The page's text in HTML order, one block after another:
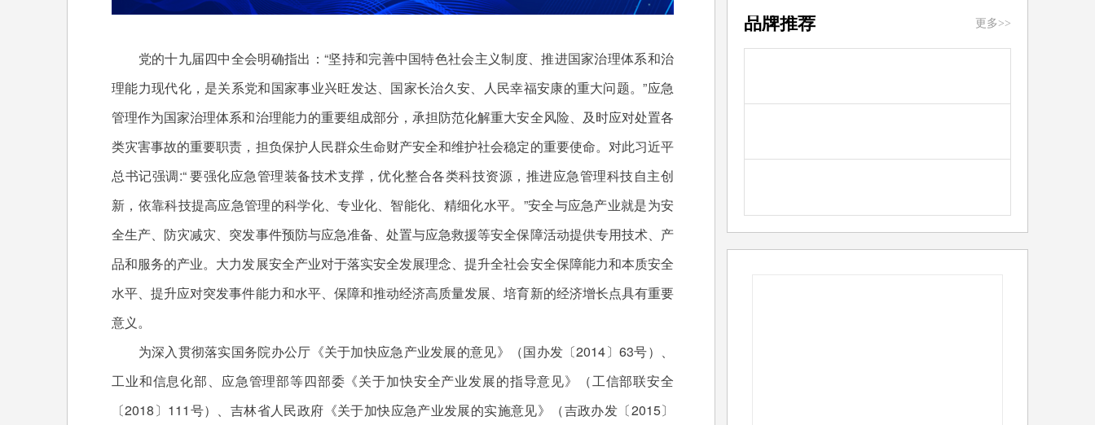
党的十九届四中全会明确指出：“坚持和完善中国特色社会主义制度、推进国家治理体系和治
理能力现代化，是关系党和国家事业兴旺发达、国家长治久安、人民幸福安康的重大问题。”应急
管理作为国家治理体系和治理能力的重要组成部分，承担防范化解重大安全风险、及时应对处置各
类灾害事故的重要职责，担负保护人民群众生命财产安全和维护社会稳定的重要使命。对此习近平
总书记强调:“ 要强化应急管理装备技术支撑，优化整合各类科技资源，推进应急管理科技自主创
新，依靠科技提高应急管理的科学化、专业化、智能化、精细化水平。”安全与应急产业就是为安
全生产、防灾减灾、突发事件预防与应急准备、处置与应急救援等安全保障活动提供专用技术、产
品和服务的产业。大力发展安全产业对于落实安全发展理念、提升全社会安全保障能力和本质安全
水平、提升应对突发事件能力和水平、保障和推动经济高质量发展、培育新的经济增长点具有重要
意义。
为深入贯彻落实国务院办公厅《关于加快应急产业发展的意见》（国办发〔2014〕63号）、
工业和信息化部、应急管理部等四部委《关于加快安全产业发展的指导意见》（工信部联安全
〔2018〕111号）、吉林省人民政府《关于加快应急产业发展的实施意见》（吉政办发〔2015〕
品牌推荐 更多>>